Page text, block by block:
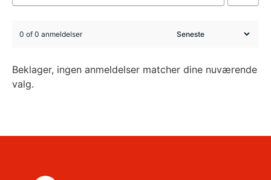
0 of 0 anmeldelser
Beklager, ingen anmeldelser matcher dine nuværende
valg.